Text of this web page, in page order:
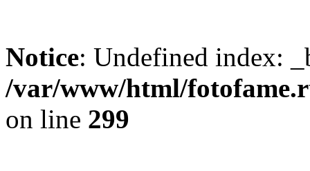
Notice: Undefined index:
/var/www/html/
on line 299